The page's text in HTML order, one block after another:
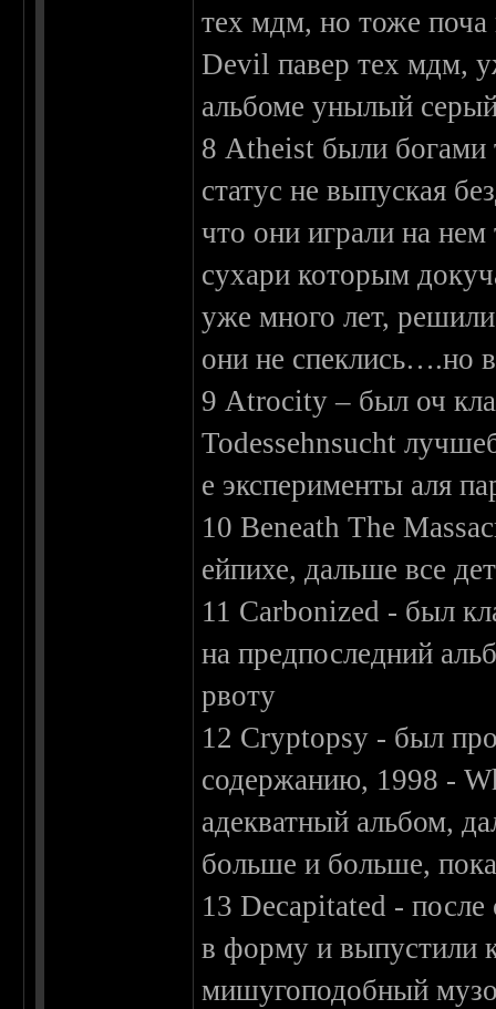
тех мдм, но тоже поча
Devil павер тех мдм,
альбоме унылый
8 Atheist были богами
статус не выпуская
что они играли на
сухари которым
уже много лет,
они не спеклись….но
9 Atrocity – был оч
Todessehnsucht
е эксперименты аля
10 Beneath The
ейпихе, дальше все
11 Carbonized - был
на предпоследний
рвоту
12 Cryptopsy - был
содержанию, 1998 -
адекватный альбом,
больше и больше,
13 Decapitated - после
в форму и выпустили
мишугоподобный